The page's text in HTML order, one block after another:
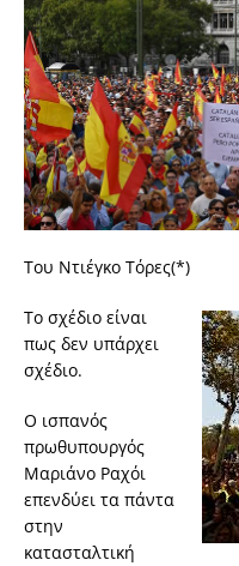
Του Ντιέγκο Τόρες(*)
Το σχέδιο είναι
πως δεν υπάρχει
σχέδιο.
Ο ισπανός
πρωθυπουργός
Μαριάνο Ραχόι
επενδύει τα πάντα
στην
κατασταλτική